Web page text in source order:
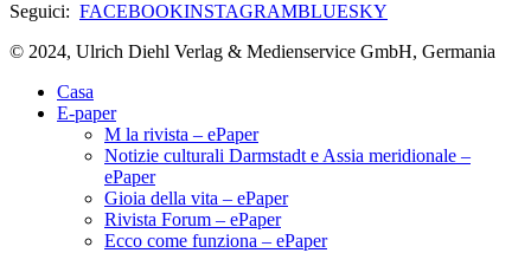
Seguici: FACEBOOKINSTAGRAMBLUESKY
© 2024, Ulrich Diehl Verlag & Medienservice GmbH, Germania
Casa
E-paper
M la rivista – ePaper
Notizie culturali Darmstadt e Assia meridionale –
ePaper
Gioia della vita – ePaper
Rivista Forum – ePaper
Ecco come funziona – ePaper